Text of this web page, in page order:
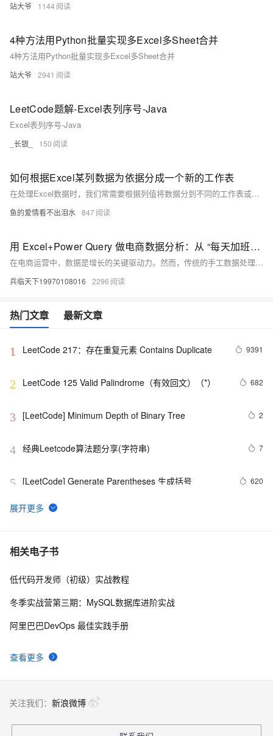
站大爷 1144
4种方法用Python批量实现多Excel多Sheet合并
4种方法用Python批量实现多Excel多Sheet合并
站大爷 2941
LeetCode题解-Excel表列序号-Java
Excel表列序号-Java
_长银_ 150
如何根据Excel某列数据为依据分成一个新的工作表
在处理Excel数据时，我们常需要根据列值将数据分到不同的工作表或文件中。本文通过Python和VBA两种方法实现该操作：使用Python的`pandas`库按年级拆分为多个文件，再通过VBA宏按班级生成新的工作表，帮助高效整理复杂数据。
鱼的爱情看不出泪水 847
用 Excel+Power Query 做电商数据分析：从 “每天加班整理数据” 到 “一键生成报表” 的配置教程
在电商运营中，数据是增长的关键驱动力。然而，传统的手工数据处理方式效率低下，耗费大量时间且易出错。本文介绍如何利用 Excel 中的 Power Query 工具，自动化完成电商数据的采集、清洗与分析，大幅提升数据处理效率。通过某美妆电商的实战案例，详细拆解从多平台数据整合到可视化报表生成的全流程，帮助电商从业者摆脱繁琐操作，聚焦业务增长，实现数据驱动的高效运营。
兵临天下19970108016 2296
热门文章 最新文章
1 LeetCode 217：存在重复元素	Contains Duplicate 9391
2 LeetCode 125 Valid Palindrome（有效回文）（*） 682
3 [LeetCode] Minimum Depth of Binary Tree 2
4 经典Leetcode算法题分享(字符串) 7
5 [LeetCode] Generate Parentheses 生成括号 620
6
LeetCode 209：最小长度的子数组 Minimum Size
7 [LeetCode] Implement Stack using Queues 用队列来
8 [LeetCode] Shortest Word Distance
相关电子书
查看更多
低代码开发师（初级）实战教程
冬季实战营第三期：MySQL数据库进阶实战
阿里巴巴DevOps 最佳实践手册
关注我们： 新浪微博